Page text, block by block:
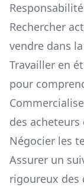
Rechercher
vendre dans la
Travailler en
pour
des
Négocier les
Assurer un
rigoureux des